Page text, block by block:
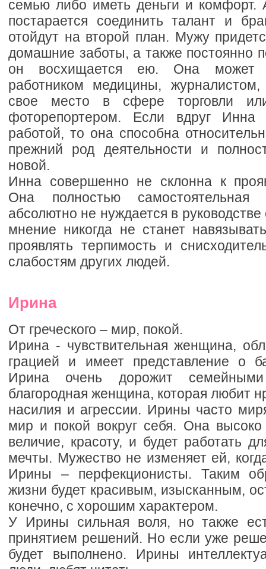
семью либо иметь деньги и комфорт.
постарается соединить талант и
отойдут на второй план. Мужу
домашние заботы, а также постоянно
он восхищается ею. Она может
работником медицины,
свое место в сфере торговли
фоторепортером. Если вдруг Инна
работой, то она способна
прежний род деятельности и
новой.
Инна совершенно не склонна к
Она полностью самостоятельная
абсолютно не нуждается в
мнение никогда не станет
проявлять терпимость и
слабостям других людей.
Ирина
От греческого – мир, покой.
Ирина - чувствительная женщина,
грацией и имеет представление о
Ирина очень дорожит
благородная женщина, которая любит
насилия и агрессии. Ирины часто
мир и покой вокруг себя. Она высоко
величие, красоту, и будет работать
мечты. Мужество не изменяет ей,
Ирины – перфекционисты. Таким
жизни будет красивым, изысканным,
конечно, с хорошим характером.
У Ирины сильная воля, но также
принятием решений. Но если уже
будет выполнено. Ирины